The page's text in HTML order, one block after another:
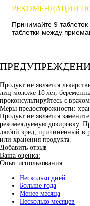
РЕКОМЕНДАЦИИ
Принимайте 9
таблетки между
Продукт не является
лиц моложе 18 лет,
проконсультируйтесь с
Меры предосторожности:
Продукт не является
рекомендуемую дозировку.
любой вред, причинённый в
или хранения продукта.
Добавить отзыв
Ваша оценка:
Опыт использования:
Несколько дней
Больше года
Менее месяца
Несколько месяцев